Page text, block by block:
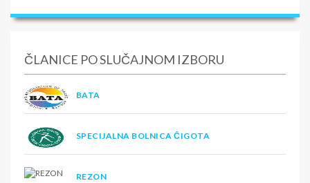
ČLANICE PO SLUČAJNOM IZBORU
BATA
SPECIJALNA BOLNICA ČIGOTA
REZON